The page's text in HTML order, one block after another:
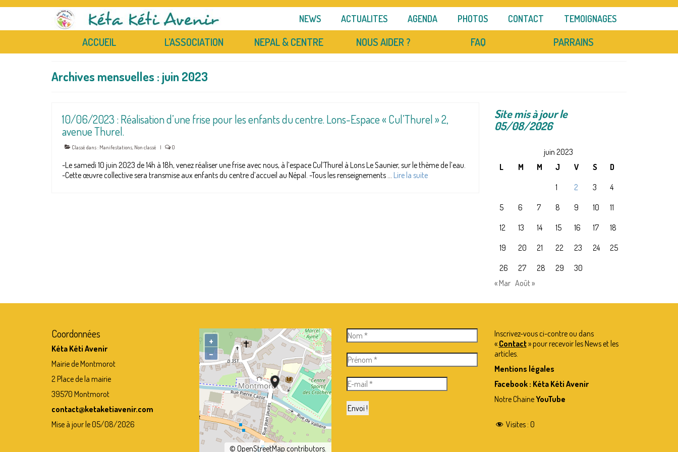
NEWS ACTUALITES AGENDA PHOTOS CONTACT TEMOIGNAGES
ACCUEIL L’ASSOCIATION NEPAL & CENTRE NOUS AIDER ? FAQ PARRAINS
Archives mensuelles : juin 2023
10/06/2023 : Réalisation d’une frise pour les enfants du centre. Lons-Espace « Cul’Thurel » 2,
avenue Thurel.
Classé dans : Manifestations, Non classé | 0
-Le samedi 10 juin 2023 de 14h à 18h, venez réaliser une frise avec nous, à l’espace Cul’Thurel à Lons Le Saunier, sur le thème de l’eau.
-Cette œuvre collective sera transmise aux enfants du centre d’accueil au Népal. -Tous les renseignements … Lire la suite­­
Site mis à jour le
05/08/2026
juin 2023
L
M M J V S
D
1
2 3
4
5
6 7 8 9 10
11
12
13 14 15 16 17
18
19
20 21 22 23 24
25
26
27 28 29
30
« Mar Août »
Coordonnées
Kéta Kéti Avenir
Mairie de Montmorot
2 Place de la mairie
39570 Montmorot
contact@ketaketiavenir.com
Mise à jour le 05/08/2026
+
−
© OpenStreetMapcontributors.
Inscrivez-vous ci-contre ou dans
« Contact» pour recevoir les News et les
articles.
Mentions légales
Facebook : Kéta Kéti Avenir
Notre ChaineYouTube
Visites : 0